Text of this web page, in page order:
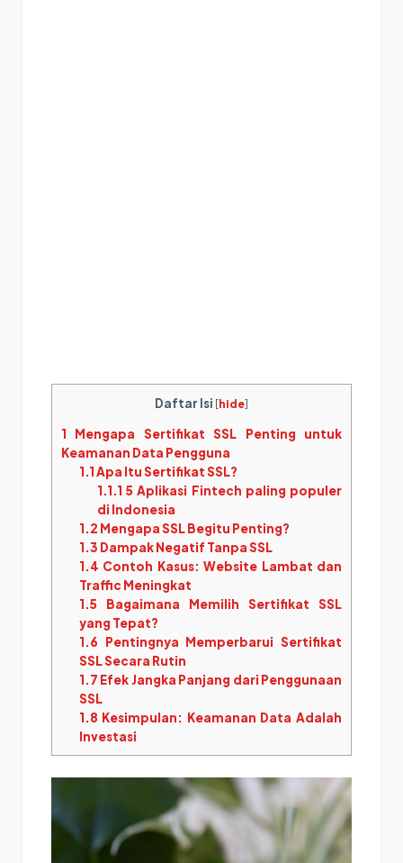
Daftar Isi [hide]
1 Mengapa Sertifikat SSL Penting untuk
Keamanan Data Pengguna
1.1Apa Itu Sertifikat SSL?
1.1.1 5 Aplikasi Fintech paling populer
di Indonesia
1.2 Mengapa SSL Begitu Penting?
1.3 Dampak Negatif Tanpa SSL
1.4 Contoh Kasus: Website Lambat dan
Traffic Meningkat
1.5Bagaimana Memilih Sertifikat SSL
yang Tepat?
1.6 Pentingnya Memperbarui Sertifikat
SSL Secara Rutin
1.7 Efek Jangka Panjang dari Penggunaan
SSL
1.8 Kesimpulan: Keamanan Data Adalah
Investasi